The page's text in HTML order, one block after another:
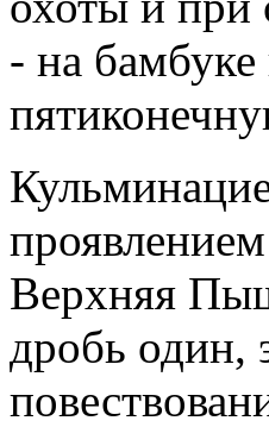
- на
Верхняя
дробь один,